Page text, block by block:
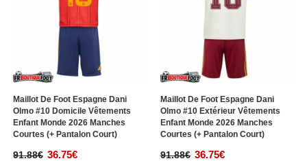
Maillot De Foot Espagne Dani
Olmo #10 Domicile Vêtements
Enfant Monde 2026 Manches
Courtes (+ Pantalon Court)
91.88€ 36.75€
Maillot De Foot Espagne Dani
Olmo #10 Extérieur Vêtements
Enfant Monde 2026 Manches
Courtes (+ Pantalon Court)
91.88€ 36.75€